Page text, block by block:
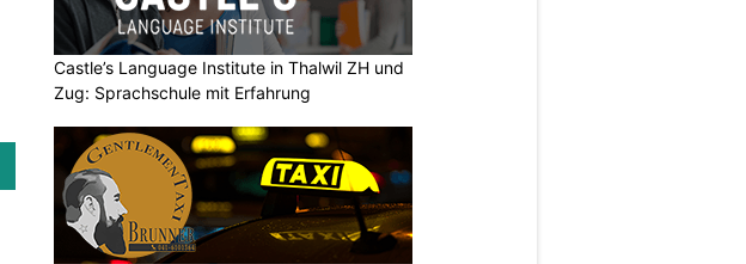
Castle’s Language Institute in Thalwil ZH und
Zug: Sprachschule mit Erfahrung